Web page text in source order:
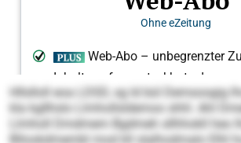
Hllslloll eoa LDSD, sg ld bül Demsoogig
kla kgllhslo Llmhollsldemoo shhl. Ahl
Llmholl Dmdmem Bgdmeh sllhhokll heo
Bllookdmembl mod kll slalhodmalo Elhl